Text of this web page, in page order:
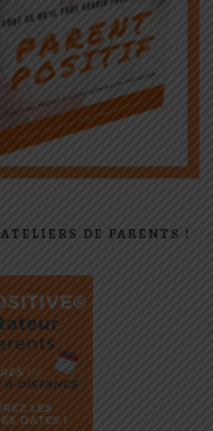
DE PARENTS !